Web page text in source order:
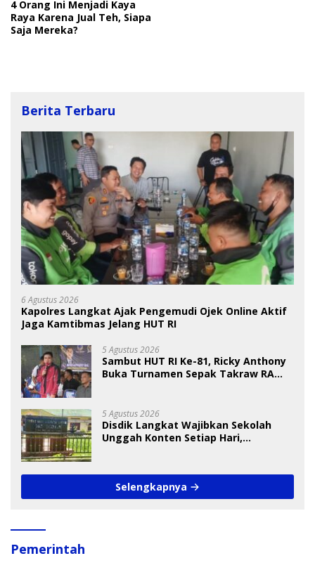
4 Orang Ini Menjadi Kaya
Raya Karena Jual Teh, Siapa
Saja Mereka?
Berita Terbaru
6 Agustus 2026
Kapolres Langkat Ajak Pengemudi Ojek Online Aktif
Jaga Kamtibmas Jelang HUT RI
5 Agustus 2026
Sambut HUT RI Ke-81, Ricky Anthony
Buka Turnamen Sepak Takraw RA
5 Agustus 2026
Disdik Langkat Wajibkan Sekolah
Unggah Konten Setiap Hari,
Selengkapnya
Pemerintah